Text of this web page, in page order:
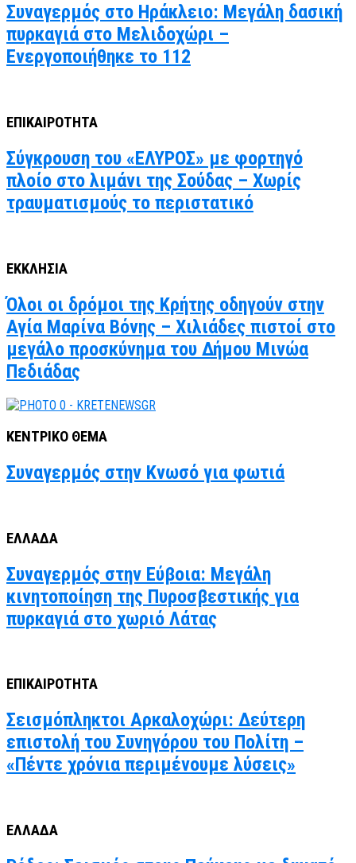
Συναγερμός στο Ηράκλειο: Μεγάλη δασική
πυρκαγιά στο Μελιδοχώρι –
Ενεργοποιήθηκε το 112
ΕΠΙΚΑΙΡΟΤΗΤΑ
Σύγκρουση του «ΕΛΥΡΟΣ» με φορτηγό
πλοίο στο λιμάνι της Σούδας – Χωρίς
τραυματισμούς το περιστατικό
ΕΚΚΛΗΣΙΑ
Όλοι οι δρόμοι της Κρήτης οδηγούν στην
Αγία Μαρίνα Βόνης – Χιλιάδες πιστοί στο
μεγάλο προσκύνημα του Δήμου Μινώα
Πεδιάδας
ΚΕΝΤΡΙΚΟ ΘΕΜΑ
Συναγερμός στην Κνωσό για φωτιά
ΕΛΛΑΔΑ
Συναγερμός στην Εύβοια: Μεγάλη
κινητοποίηση της Πυροσβεστικής για
πυρκαγιά στο χωριό Λάτας
ΕΠΙΚΑΙΡΟΤΗΤΑ
Σεισμόπληκτοι Αρκαλοχώρι: Δεύτερη
επιστολή του Συνηγόρου του Πολίτη –
«Πέντε χρόνια περιμένουμε λύσεις»
ΕΛΛΑΔΑ